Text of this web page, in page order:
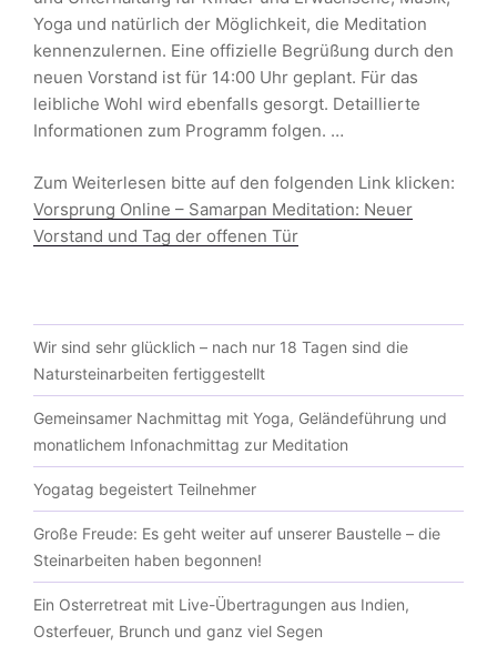
Yoga und natürlich der Möglichkeit, die Meditation
kennenzulernen. Eine offizielle Begrüßung durch den
neuen Vorstand ist für 14:00 Uhr geplant. Für das
leibliche Wohl wird ebenfalls gesorgt. Detaillierte
Informationen zum Programm folgen. …
Zum Weiterlesen bitte auf den folgenden Link klicken:
Vorsprung Online – Samarpan Meditation: Neuer
Vorstand und Tag der offenen Tür
Wir sind sehr glücklich – nach nur 18 Tagen sind die
Natursteinarbeiten fertiggestellt
Gemeinsamer Nachmittag mit Yoga, Geländeführung und
monatlichem Infonachmittag zur Meditation
Yogatag begeistert Teilnehmer
Große Freude: Es geht weiter auf unserer Baustelle – die
Steinarbeiten haben begonnen!
Ein Osterretreat mit Live-Übertragungen aus Indien,
Osterfeuer, Brunch und ganz viel Segen